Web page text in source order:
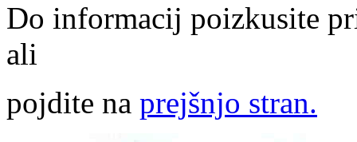
Do informacij poizkusite
ali
pojdite na prejšnjo stran.